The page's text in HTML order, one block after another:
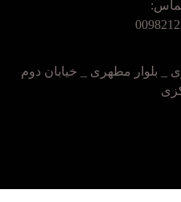
_ بلوار مطهری _ خیابان دوم